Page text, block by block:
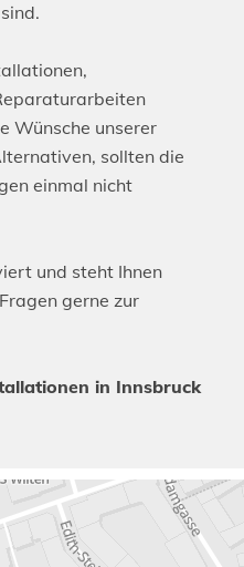
Wünsche unserer
sollten die
einmal nicht
und steht Ihnen
gerne zur
in Innsbruck